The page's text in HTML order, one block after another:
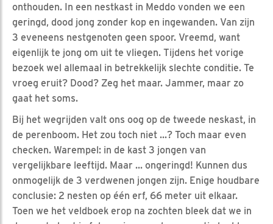
onthouden. In een nestkast in Meddo vonden we een
geringd, dood jong zonder kop en ingewanden. Van zijn
3 eveneens nestgenoten geen spoor. Vreemd, want
eigenlijk te jong om uit te vliegen. Tijdens het vorige
bezoek wel allemaal in betrekkelijk slechte conditie. Te
vroeg eruit? Dood? Zeg het maar. Jammer, maar zo
gaat het soms.
Bij het wegrijden valt ons oog op de tweede neskast, in
de perenboom. Het zou toch niet ...? Toch maar even
checken. Warempel: in de kast 3 jongen van
vergelijkbare leeftijd. Maar ... ongeringd! Kunnen dus
onmogelijk de 3 verdwenen jongen zijn. Enige houdbare
conclusie: 2 nesten op één erf, 66 meter uit elkaar.
Toen we het veldboek erop na zochten bleek dat we in